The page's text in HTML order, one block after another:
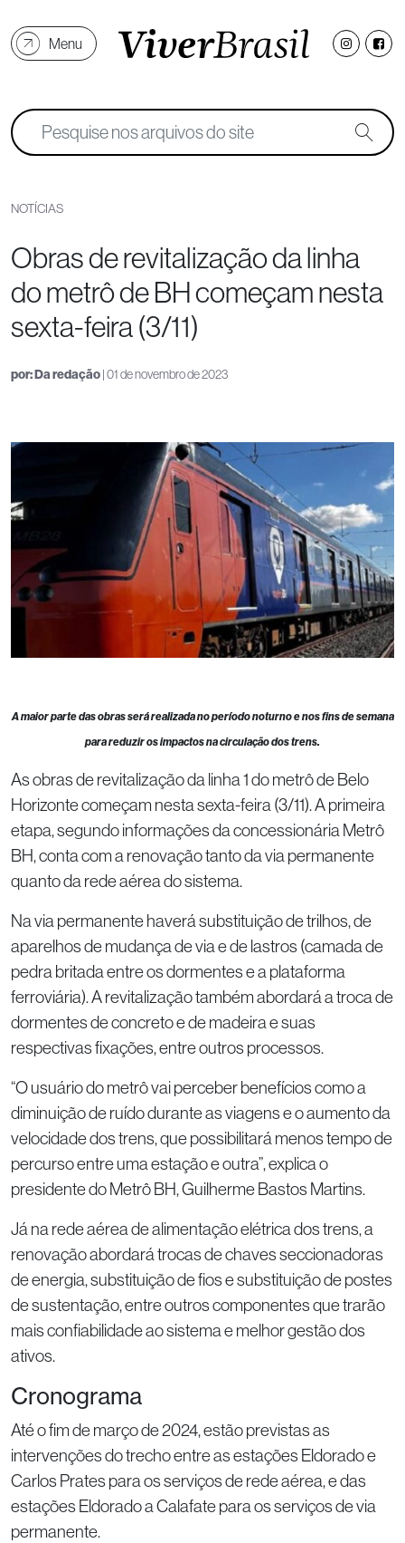
Menu
NOTÍCIAS
Obras de revitalização da linha
do metrô de BH começam nesta
sexta-feira (3/11)
por:Da redação| 01 de novembro de 2023
A maior parte das obras será realizada no período noturno e nos fins de semana
para reduzir os impactos na circulação dos trens.
As obras de revitalização da linha 1 do metrô de Belo
Horizonte começam nesta sexta-feira (3/11). A primeira
etapa, segundo informações da concessionária Metrô
BH, conta com a renovação tanto da via permanente
quanto da rede aérea do sistema.
Na via permanente haverá substituição de trilhos, de
aparelhos de mudança de via e de lastros (camada de
pedra britada entre os dormentes e a plataforma
ferroviária). A revitalização também abordará a troca de
dormentes de concreto e de madeira e suas
respectivas fixações, entre outros processos.
“O usuário do metrô vai perceber benefícios como a
diminuição de ruído durante as viagens e o aumento da
velocidade dos trens, que possibilitará menos tempo de
percurso entre uma estação e outra”, explica o
presidente do Metrô BH, Guilherme Bastos Martins.
Já na rede aérea de alimentação elétrica dos trens, a
renovação abordará trocas de chaves seccionadoras
de energia, substituição de fios e substituição de postes
de sustentação, entre outros componentes que trarão
mais confiabilidade ao sistema e melhor gestão dos
ativos.
Cronograma
Até o fim de março de 2024, estão previstas as
intervenções do trecho entre as estações Eldorado e
Carlos Prates para os serviços de rede aérea, e das
estações Eldorado a Calafate para os serviços de via
permanente.